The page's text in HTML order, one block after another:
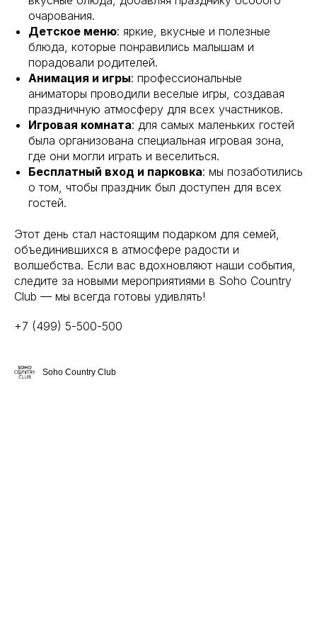
очарования.
Детское меню: яркие, вкусные и полезные
блюда, которые понравились малышам и
порадовали родителей.
Анимация и игры: профессиональные
аниматоры проводили веселые игры, создавая
праздничную атмосферу для всех участников.
Игровая комната: для самых маленьких гостей
была организована специальная игровая зона,
где они могли играть и веселиться.
Бесплатный вход и парковка: мы позаботились
о том, чтобы праздник был доступен для всех
гостей.
Этот день стал настоящим подарком для семей,
объединившихся в атмосфере радости и
волшебства. Если вас вдохновляют наши события,
следите за новыми мероприятиями в Soho Country
Club — мы всегда готовы удивлять!
+7 (499) 5-500-500
Soho Country Club